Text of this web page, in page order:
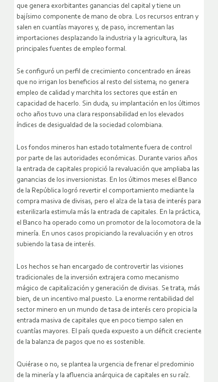
que genera exorbitantes ganancias del capital y tiene un
bajísimo componente de mano de obra. Los recursos entran y
salen en cuantías mayores y, de paso, incrementan las
importaciones desplazando la industria y la agricultura, las
principales fuentes de empleo formal.
Se configuró un perfil de crecimiento concentrado en áreas
que no irrigan los beneficios al resto del sistema; no genera
empleo de calidad y marchita los sectores que están en
capacidad de hacerlo. Sin duda, su implantación en los últimos
ocho años tuvo una clara responsabilidad en los elevados
índices de desigualdad de la sociedad colombiana.
Los fondos mineros han estado totalmente fuera de control
por parte de las autoridades económicas. Durante varios años
la entrada de capitales propició la revaluación que ampliaba las
ganancias de los inversionistas. En los últimos meses el Banco
de la República logró revertir el comportamiento mediante la
compra masiva de divisas, pero el alza de la tasa de interés para
esterilizarla estimula más la entrada de capitales. En la práctica,
el Banco ha operado como un promotor de la locomotora de la
minería. En unos casos propiciando la revaluación y en otros
subiendo la tasa de interés.
Los hechos se han encargado de controvertir las visiones
tradicionales de la inversión extrajera como mecanismo
mágico de capitalización y generación de divisas. Se trata, más
bien, de un incentivo mal puesto. La enorme rentabilidad del
sector minero en un mundo de tasa de interés cero propicia la
entrada masiva de capitales que en poco tiempo salen en
cuantías mayores. El país queda expuesto a un déficit creciente
de la balanza de pagos que no es sostenible.
Quiérase o no, se plantea la urgencia de frenar el predominio
de la minería y la afluencia anárquica de capitales en su raíz.